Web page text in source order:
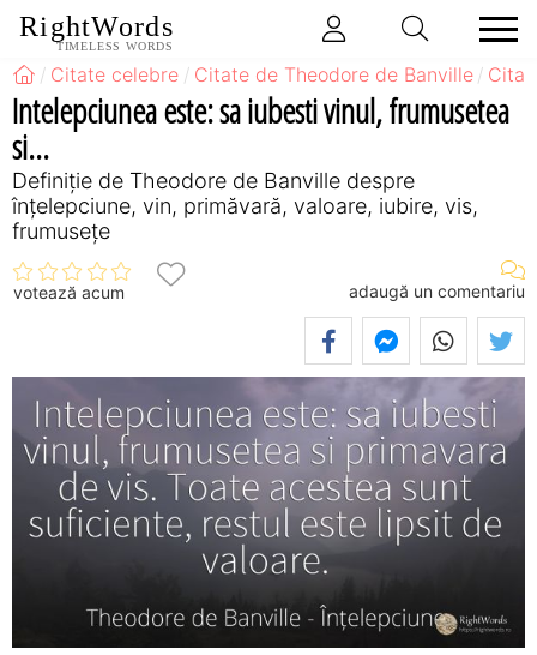
RightWords
TIMELESS WORDS
Citate celebre Citate de Theodore de Banville
Intelepciunea este: sa iubesti vinul, frumusetea
si...
Definiţie de Theodore de Banville despre
înțelepciune, vin, primăvară, valoare, iubire, vis,
frumusețe
votează acum adaugă un comentariu